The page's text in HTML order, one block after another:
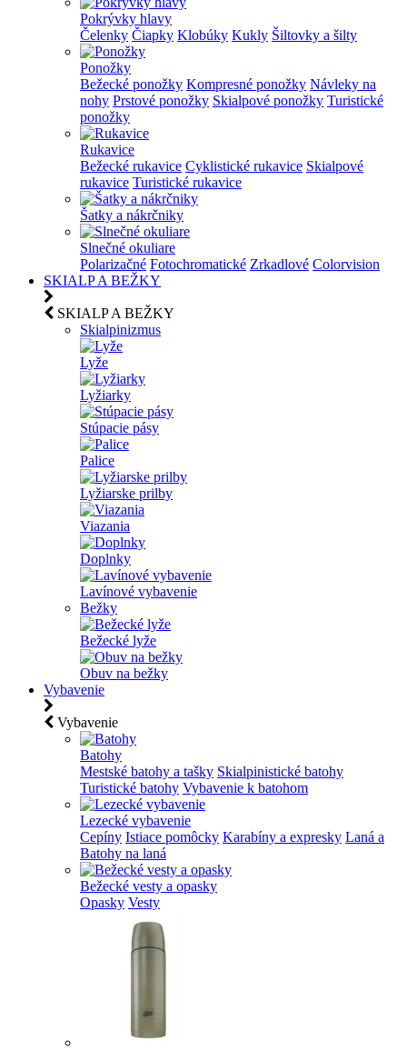
Pokrývky hlavy
Čelenky Čiapky Klobúky Kukly Šiltovky a šilty
Ponožky
Bežecké ponožky Kompresné ponožky Návleky na
nohy Prstové ponožky Skialpové ponožky Turistické
ponožky
Rukavice
Bežecké rukavice Cyklistické rukavice Skialpové
rukavice Turistické rukavice
Šatky a nákrčniky
Slnečné okuliare
Polarizačné Fotochromatické Zrkadlové Colorvision
SKIALP A BEŽKY
SKIALP A BEŽKY
Skialpinizmus
Lyže
Lyžiarky
Stúpacie pásy
Palice
Lyžiarske prilby
Viazania
Doplnky
Lavínové vybavenie
Bežky
Bežecké lyže
Obuv na bežky
Vybavenie
Vybavenie
Batohy
Mestské batohy a tašky Skialpinistické batohy
Turistické batohy Vybavenie k batohom
Lezecké vybavenie
Cepíny Istiace pomôcky Karabíny a expresky Laná a
Batohy na laná
Bežecké vesty a opasky
Opasky Vesty